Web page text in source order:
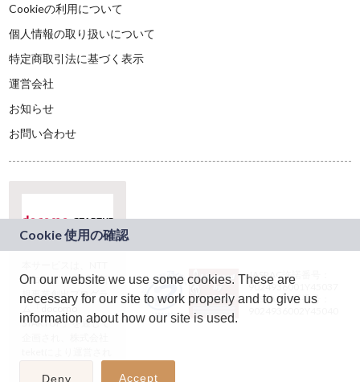
Cookieの利用について
個人情報の取り扱いについて
特定商取引法に基づく表示
運営会社
お知らせ
お問い合わせ
ドコモグループの新
規事業創出プログラ
ム「docomo
STARTUP」を通じて
JASRAC許諾番号：
9024936001Y45037
JASRAC許諾番号：
On our website we use some cookies. These are
necessary for our site to work properly and to give us
information about how our site is used.
Deny Accept